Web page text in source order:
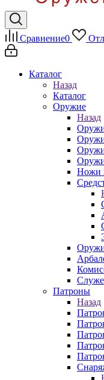
Сравнение0
Каталог
Назад
Каталог
Оружие
Назад
Ножи
Патроны
Назад